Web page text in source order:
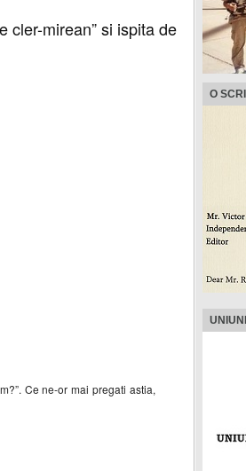
cler-mirean” si ispita de
Ce ne-or mai pregati astia,
O